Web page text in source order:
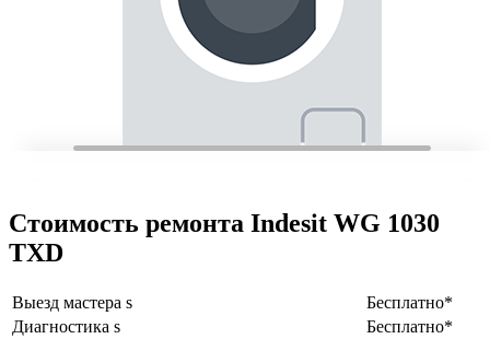
Стоимость ремонта Indesit WG 1030
TXD
Выезд мастера s
Бесплатно*
Диагностика s
Бесплатно*